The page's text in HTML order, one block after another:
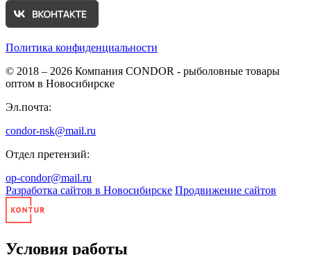
Политика конфиденциальности
© 2018 – 2026 Компания CONDOR - рыболовные товары
оптом в Новосибирске
Эл.почта:
condor-nsk@mail.ru
Отдел претензий:
op-condor@mail.ru
Разработка сайтов в Новосибирске Продвижение сайтов
Условия работы